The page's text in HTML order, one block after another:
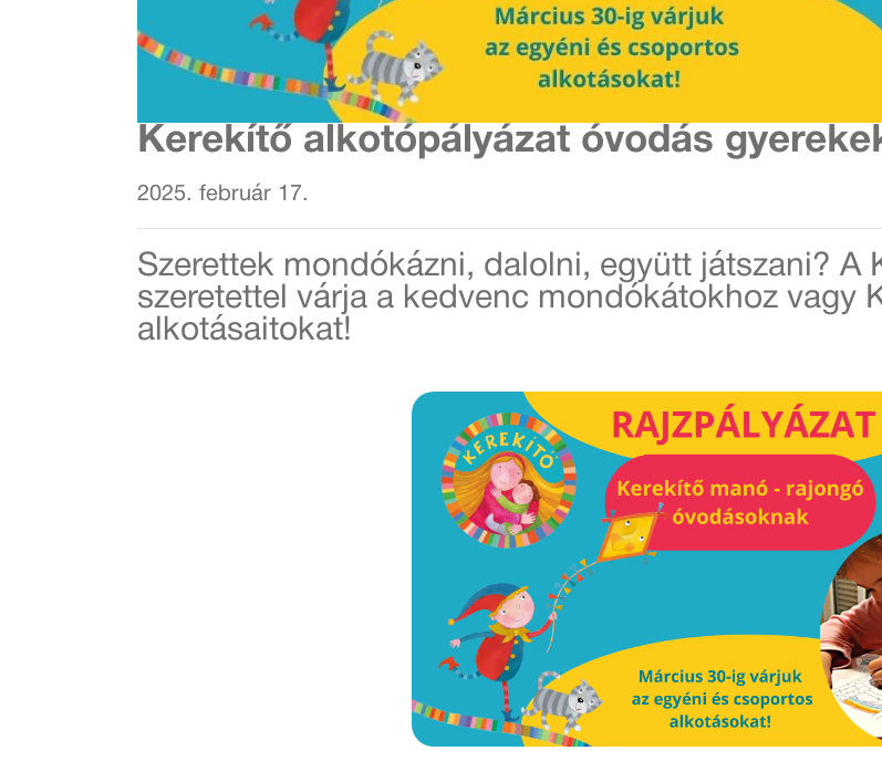
Kerekítő alkotópályázat óvodás
2025. február 17.
Szerettek mondókázni, dalolni, együtt játszani? A
szeretettel várja a kedvenc mondókátokhoz vagy
alkotásaitokat!